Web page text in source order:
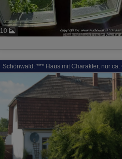
10
Schönwald: *** Haus mit Charakter, nur